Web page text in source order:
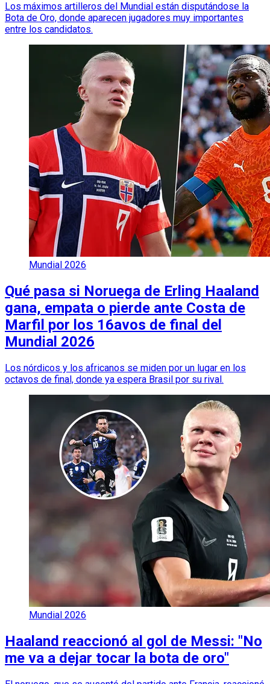
Los máximos artilleros del Mundial están disputándose la
Bota de Oro, donde aparecen jugadores muy importantes
entre los candidatos.
Mundial 2026
Qué pasa si Noruega de Erling Haaland
gana, empata o pierde ante Costa de
Marfil por los 16avos de final del
Mundial 2026
Los nórdicos y los africanos se miden por un lugar en los
octavos de final, donde ya espera Brasil por su rival.
Mundial 2026
Haaland reaccionó al gol de Messi: "No
me va a dejar tocar la bota de oro"